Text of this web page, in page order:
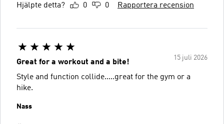
Hjälpte detta? 0 0 Rapportera recension
15 juli 2026
Great for a workout and a bite!
Style and function collide.....great for the gym or a
hike.
Nass